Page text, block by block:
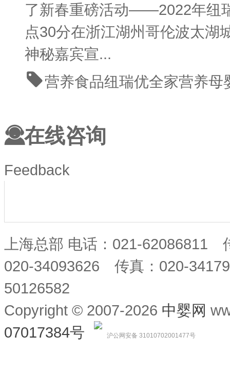
了新春重磅活动——2022年纽
点30分在浙江湖州哥伦波太湖
神秘嘉宾宣...
营养食品纽瑞优全家营养母
在线咨询
Feedback
上海总部 电话：021-
020-34093626 传真：020-
50126582
Copyright © 2007-2026 中婴网
07017384号
沪公网安备 31010702001477号